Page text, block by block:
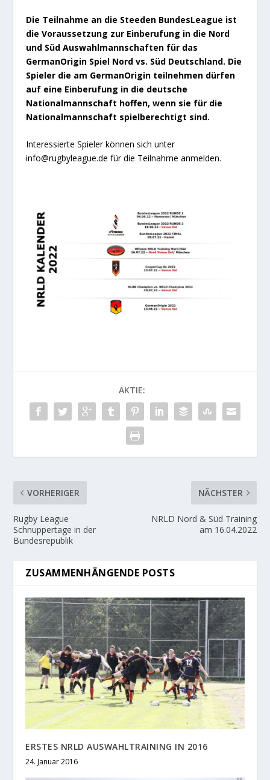
Die Teilnahme an die Steeden BundesLeague ist
die Voraussetzung zur Einberufung in die Nord
und Süd Auswahlmannschaften für das
GermanOrigin Spiel Nord vs. Süd Deutschland. Die
Spieler die am GermanOrigin teilnehmen dürfen
auf eine Einberufung in die deutsche
Nationalmannschaft hoffen, wenn sie für die
Nationalmannschaft spielberechtigt sind.
Interessierte Spieler können sich unter
info@rugbyleague.de für die Teilnahme anmelden.
AKTIE:
VORHERIGER
Rugby League
Schnuppertage in der
Bundesrepublik
NÄCHSTER
NRLD Nord & Süd Training
am 16.04.2022
ZUSAMMENHÄNGENDE POSTS
ERSTES NRLD AUSWAHLTRAINING IN 2016
24. Januar 2016